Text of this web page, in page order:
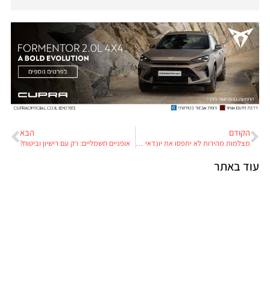
הקודם
מצלמות מהירות לא יתפסו את יונדאי ג'נסיס
הבא
אופניים חשמליים: רק עם רישיון וביטוח?
עוד באתר